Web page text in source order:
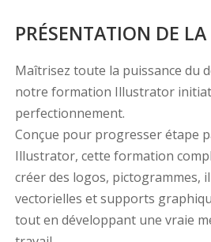
PRÉSENTATION DE
Maîtrisez toute la puissance du
notre formation Illustrator
perfectionnement.
Conçue pour progresser étape
Illustrator, cette formation
créer des logos, pictogrammes,
vectorielles et supports
tout en développant une vraie